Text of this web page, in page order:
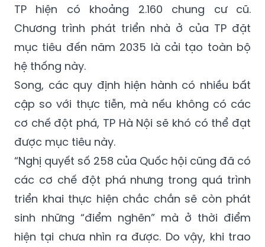
TP hiện có khoảng 2.160 chung cư cũ.
Chương trình phát triển nhà ở của TP đặt
mục tiêu đến năm 2035 là cải tạo toàn bộ
hệ thống này.
Song, các quy định hiện hành có nhiều bất
cập so với thực tiễn, mà nếu không có các
cơ chế đột phá, TP Hà Nội sẽ khó có thể đạt
được mục tiêu này.
“Nghị quyết số 258 của Quốc hội cũng đã có
các cơ chế đột phá nhưng trong quá trình
triển khai thực hiện chắc chắn sẽ còn phát
sinh những “điểm nghẽn” mà ở thời điểm
hiện tại chưa nhìn ra được. Do vậy, khi trao